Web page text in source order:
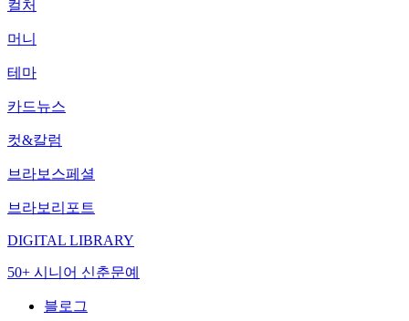
컬처
머니
테마
카드뉴스
컷&칼럼
브라보스페셜
브라보리포트
DIGITAL LIBRARY
50+ 시니어 신춘문예
블로그